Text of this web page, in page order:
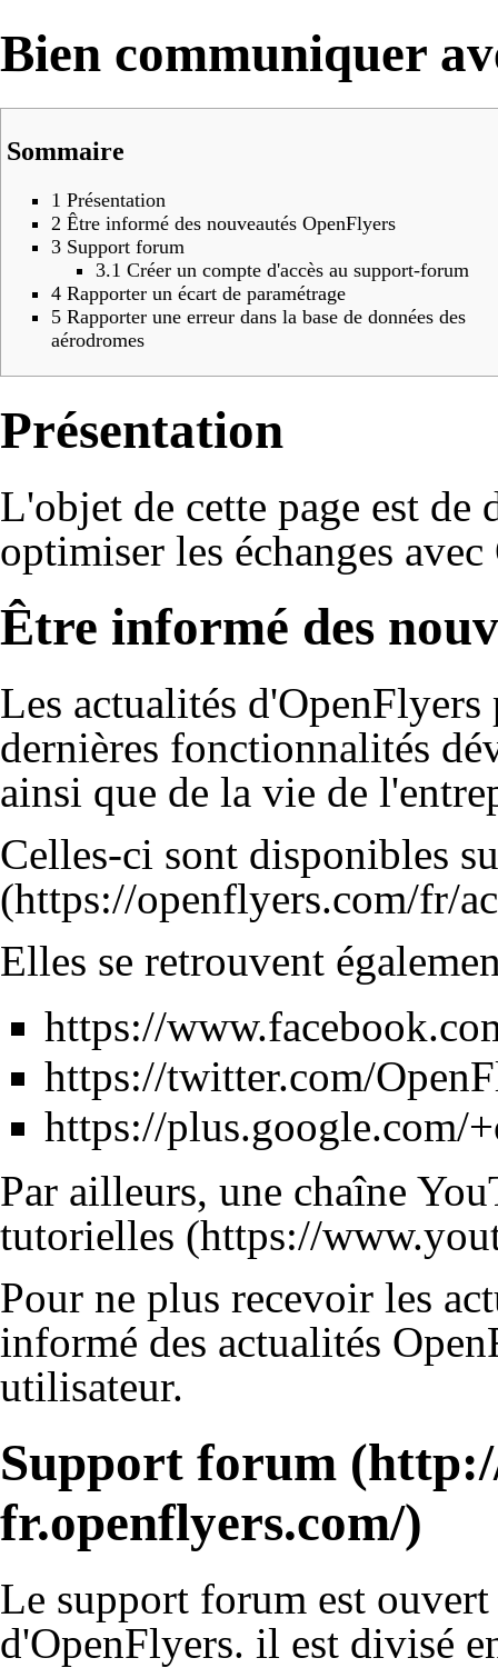
Bien communiquer
Sommaire
1 Présentation
2 Être informé des nouveautés OpenFlyers
3 Support forum
3.1 Créer un compte d'accès au support-forum
4 Rapporter un écart de paramétrage
5 Rapporter une erreur dans la base de données des
aérodromes
Présentation
L'objet de cette page est de
optimiser les échanges
Être informé des
Les actualités
dernières fonctionnalités
ainsi que de la vie de
Celles-ci sont disponibles
Elles se retrouvent
https://
https://twitter.com/
https://plus.google.com/
Par ailleurs, une chaîne
tutorielles
Pour ne plus recevoir les
informé des actualités
utilisateur.
Support forum
Le support forum est
d'OpenFlyers. il est divisé